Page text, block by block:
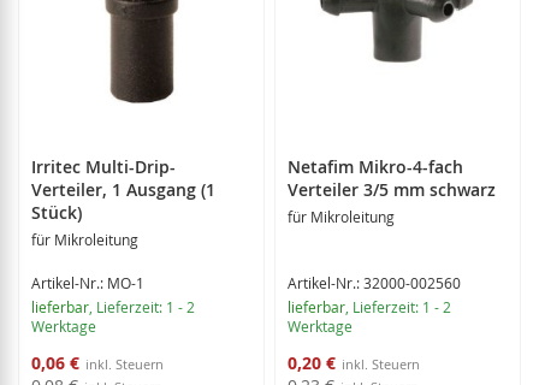
Irritec Multi-Drip-
Verteiler, 1 Ausgang (1
Stück)
für Mikroleitung
Artikel-Nr.: MO-1
lieferbar , Lieferzeit: 1 - 2
Werktage
Sonderangebot
0,06 €
Netafim Mikro-4-fach
Verteiler 3/5 mm schwarz
für Mikroleitung
Artikel-Nr.: 32000-002560
lieferbar , Lieferzeit: 1 - 2
Werktage
Sonderangebot
0,20 €